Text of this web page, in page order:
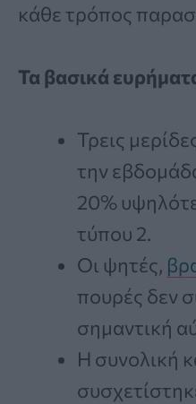
κάθε τρόπος
Τα βασικά
Τρεις
την
20%
τύπου 2.
Οι ψητές,
πουρές δεν
σημαντική
Η συνολική